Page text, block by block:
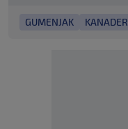
GUMENJAK KANADER